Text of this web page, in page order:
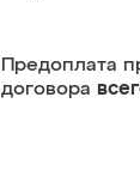
Предоплата
договора